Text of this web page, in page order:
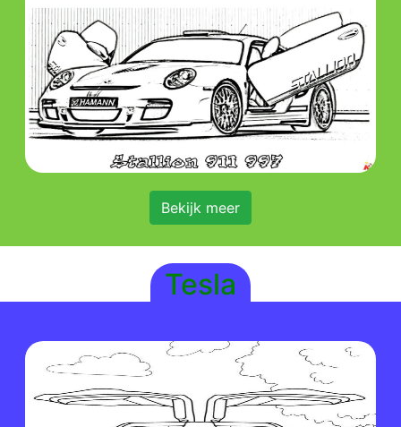
Bekijk meer
Tesla